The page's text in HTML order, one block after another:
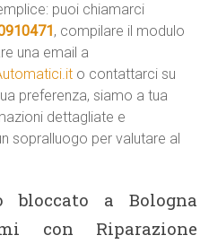
puoi chiamarci
, compilare il modulo
una email a
o contattarci su
preferenza, siamo a tua
dettagliate e
sopralluogo per valutare al
bloccato a Bologna
con Riparazione